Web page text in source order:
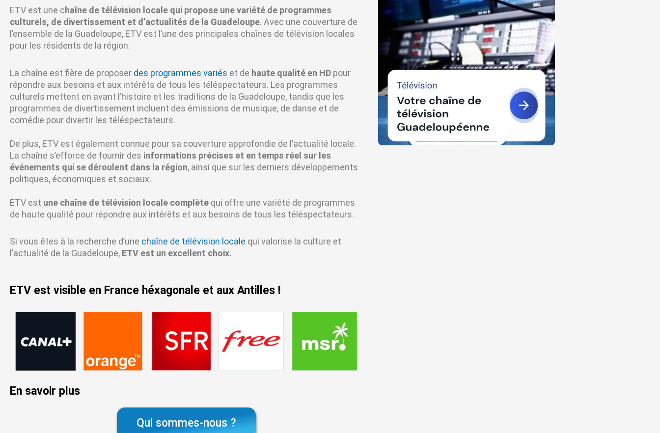
ETV est une chaîne de télévision locale qui propose une variété de programmes
culturels, de divertissement et d’actualités de la Guadeloupe. Avec une couverture de
l’ensemble de la Guadeloupe, ETV est l’une des principales chaînes de télévision locales
pour les résidents de la région.
La chaîne est fière de proposer des programmes variés et de haute qualité en HD pour
répondre aux besoins et aux intérêts de tous les téléspectateurs. Les programmes
culturels mettent en avant l’histoire et les traditions de la Guadeloupe, tandis que les
programmes de divertissement incluent des émissions de musique, de danse et de
comédie pour divertir les téléspectateurs.
De plus, ETV est également connue pour sa couverture approfondie de l’actualité locale.
La chaîne s’efforce de fournir des informations précises et en temps réel sur les
événements qui se déroulent dans la région, ainsi que sur les derniers développements
politiques, économiques et sociaux.
ETV est une chaîne de télévision locale complète qui offre une variété de programmes
de haute qualité pour répondre aux intérêts et aux besoins de tous les téléspectateurs.
Si vous êtes à la recherche d’une chaîne de télévision locale qui valorise la culture et
l’actualité de la Guadeloupe, ETV est un excellent choix.
ETV est visible en France héxagonale et aux Antilles !
En savoir plus
Qui sommes-nous ?